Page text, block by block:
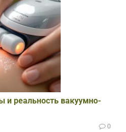
реальность вакуумно-
0